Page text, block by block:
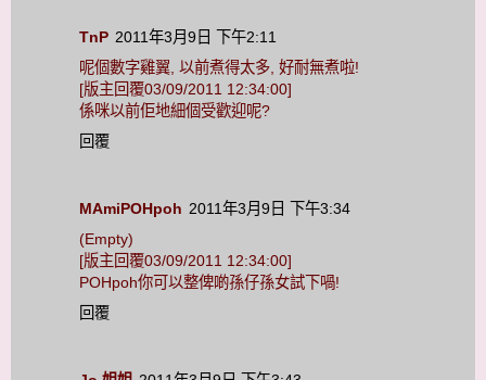
TnP 2011年3月9日 下午2:11
呢個數字雞翼, 以前煮得太多, 好耐無煮啦!
[版主回覆03/09/2011 12:34:00]
係咪以前佢地細個受歡迎呢?
回覆
MAmiPOHpoh 2011年3月9日 下午3:34
(Empty)
[版主回覆03/09/2011 12:34:00]
POHpoh你可以整俾啲孫仔孫女試下喎!
回覆